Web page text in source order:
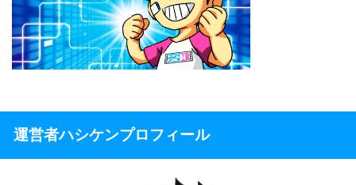
運営者ハシケンプロフィール